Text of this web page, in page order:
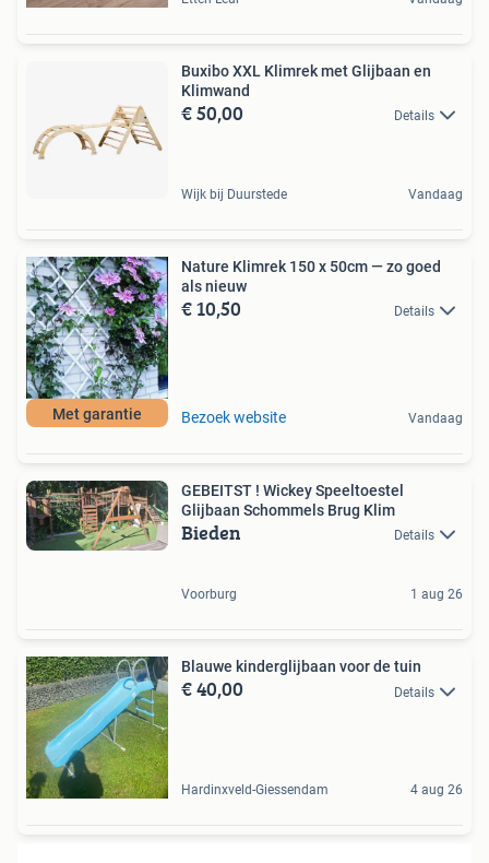
Buxibo XXL Klimrek met Glijbaan en
Klimwand
€ 50,00 Details
Wijk bij Duurstede Vandaag
Met garantie
Nature Klimrek 150 x 50cm — zo goed
als nieuw
€ 10,50 Details
Bezoek website Vandaag
GEBEITST ! Wickey Speeltoestel
Glijbaan Schommels Brug Klim
Bieden Details
Voorburg 1 aug 26
Blauwe kinderglijbaan voor de tuin
€ 40,00 Details
Hardinxveld-Giessendam 4 aug 26